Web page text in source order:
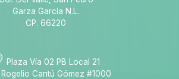
Garza García N.L.
CP. 66220
Plaza Vía 02 PB Local 21
Rogelio Cantú Gómez #1000